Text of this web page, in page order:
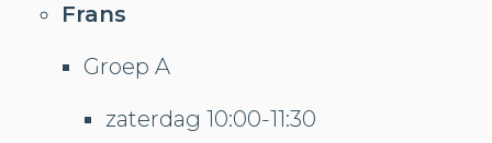
Frans
Groep A
zaterdag 10:00-11:30